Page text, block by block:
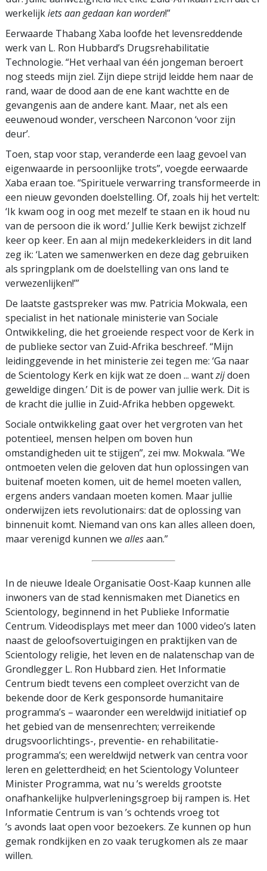
werkelijkiets aan gedaan kan worden!”
Eerwaarde Thabang Xaba loofde het levensreddende
werk van L. Ron Hubbard’s Drugsrehabilitatie
Technologie. “Het verhaal van één jongeman beroert
nog steeds mijn ziel. Zijn diepe strijd leidde hem naar de
rand, waar de dood aan de ene kant wachtte en de
gevangenis aan de andere kant. Maar, net als een
eeuwenoud wonder, verscheen Narconon ‘voor zijn
deur’.
Toen, stap voor stap, veranderde een laag gevoel van
eigenwaarde in persoonlijke trots”, voegde eerwaarde
Xaba eraan toe. “Spirituele verwarring transformeerde in
een nieuw gevonden doelstelling. Of, zoals hij het vertelt:
‘Ik kwam oog in oog met mezelf te staan en ik houd nu
van de persoon die ik word.’ Jullie Kerk bewijst zichzelf
keer op keer. En aan al mijn medekerkleiders in dit land
zeg ik: ‘Laten we samenwerken en deze dag gebruiken
als springplank om de doelstelling van ons land te
verwezenlijken!’”
De laatste gastspreker was mw. Patricia Mokwala, een
specialist in het nationale ministerie van Sociale
Ontwikkeling, die het groeiende respect voor de Kerk in
de publieke sector van Zuid-Afrika beschreef. “Mijn
leidinggevende in het ministerie zei tegen me: ‘Ga naar
de Scientology Kerk en kijk wat ze doen ... wantzijdoen
geweldige dingen.’ Dit is de power van jullie werk. Dit is
de kracht die jullie in Zuid-Afrika hebben opgewekt.
Sociale ontwikkeling gaat over het vergroten van het
potentieel, mensen helpen om boven hun
omstandigheden uit te stijgen”, zei mw. Mokwala. “We
ontmoeten velen die geloven dat hun oplossingen van
buitenaf moeten komen, uit de hemel moeten vallen,
ergens anders vandaan moeten komen. Maar jullie
onderwijzen iets revolutionairs: dat de oplossing van
binnenuit komt. Niemand van ons kan alles alleen doen,
maar verenigd kunnen we allesaan.”
In de nieuwe Ideale Organisatie Oost-Kaap kunnen alle
inwoners van de stad kennismaken met Dianetics en
Scientology, beginnend in het Publieke Informatie
Centrum. Videodisplays met meer dan 1000 video’s laten
naast de geloofsovertuigingen en praktijken van de
Scientology religie, het leven en de nalatenschap van de
Grondlegger L. Ron Hubbard zien. Het Informatie
Centrum biedt tevens een compleet overzicht van de
bekende door de Kerk gesponsorde humanitaire
programma’s – waaronder een wereldwijd initiatief op
het gebied van de mensenrechten; verreikende
drugsvoorlichtings-, preventie- en rehabilitatie­
programma’s; een wereldwijd netwerk van centra voor
leren en geletterdheid; en het Scientology Volunteer
Minister Programma, wat nu ’s werelds grootste
onafhankelijke hulpverleningsgroep bij rampen is. Het
Informatie Centrum is van ’s ochtends vroeg tot
’s avonds laat open voor bezoekers. Ze kunnen op hun
gemak rondkijken en zo vaak terugkomen als ze maar
willen.